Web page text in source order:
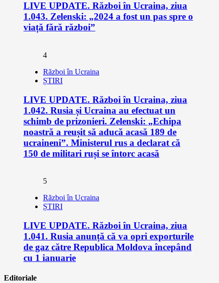
LIVE UPDATE. Război în Ucraina, ziua
1.043. Zelenski: „2024 a fost un pas spre o
viață fără război”
4
Război în Ucraina
ȘTIRI
LIVE UPDATE. Război în Ucraina, ziua
1.042. Rusia și Ucraina au efectuat un
schimb de prizonieri. Zelenski: „Echipa
noastră a reușit să aducă acasă 189 de
ucraineni”. Ministerul rus a declarat că
150 de militari ruși se întorc acasă
5
Război în Ucraina
ȘTIRI
LIVE UPDATE. Război în Ucraina, ziua
1.041. Rusia anunță că va opri exporturile
de gaz către Republica Moldova începând
cu 1 ianuarie
Editoriale